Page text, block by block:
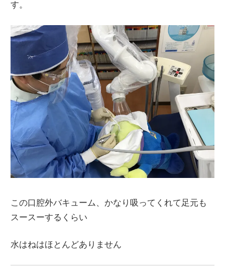
す。
この口腔外バキューム、かなり吸ってくれて足元も
スースーするくらい
水はねはほとんどありません